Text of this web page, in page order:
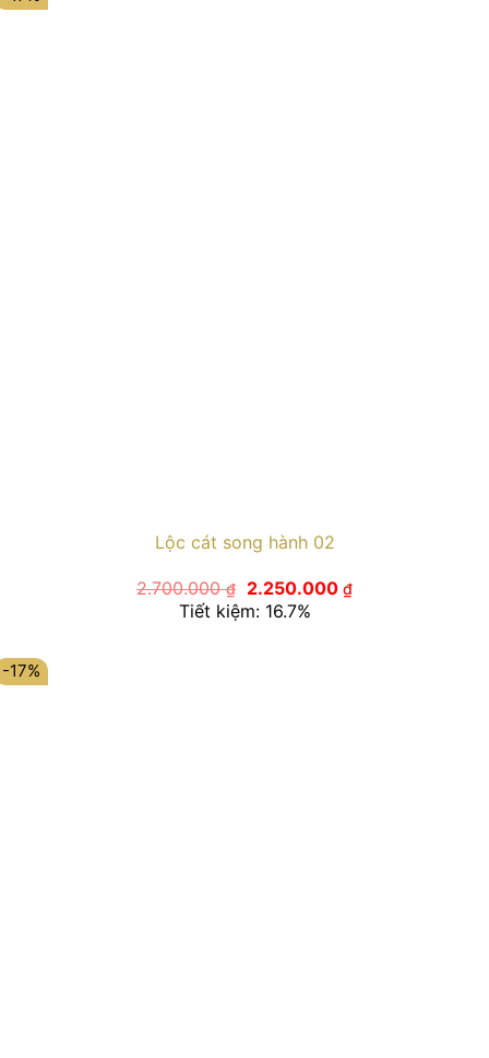
Lộc cát song hành 02
2.700.000₫
Giá
gốc
là:
2.250.000 ₫Giá
hiện
Tiết kiệm: 16.7%
-17%